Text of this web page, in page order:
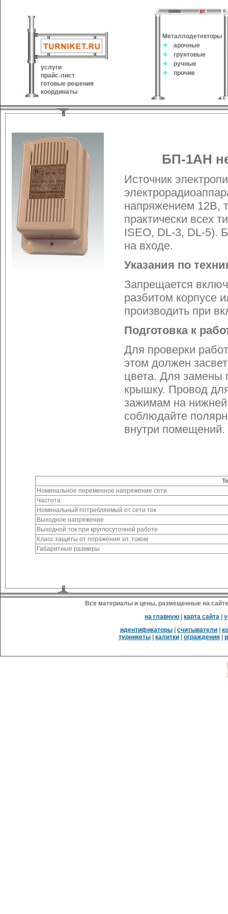
услуги
прайс-лист
готовые решения
координаты
Металлодетекторы
арочные
грунтовые
ручные
прочие
БП-1АН
Источник
напряжением 12В,
практически всех
ISEO, DL-3, DL-5).
на входе.
Указания по
Запрещается
разбитом корпусе
производить при
Подготовка к
Для проверки
этом должен
цвета. Для замены
крышку. Провод
зажимам на
соблюдайте
внутри помещений.
Номинальное переменное напряжение сети
Частота
Номинальный потребляемый от сети ток
Выходное напряжение
Выходной ток при круглосуточной работе
Класс защиты от поражения эл. током
Габаритные размеры
Все материалы и цены, размещенные на
на главную |карта сайта |
идентификаторы
считыватели
турникеты
калитки ограждения